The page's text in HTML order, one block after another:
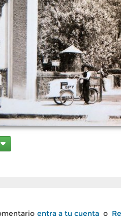
entra a tu cuenta o